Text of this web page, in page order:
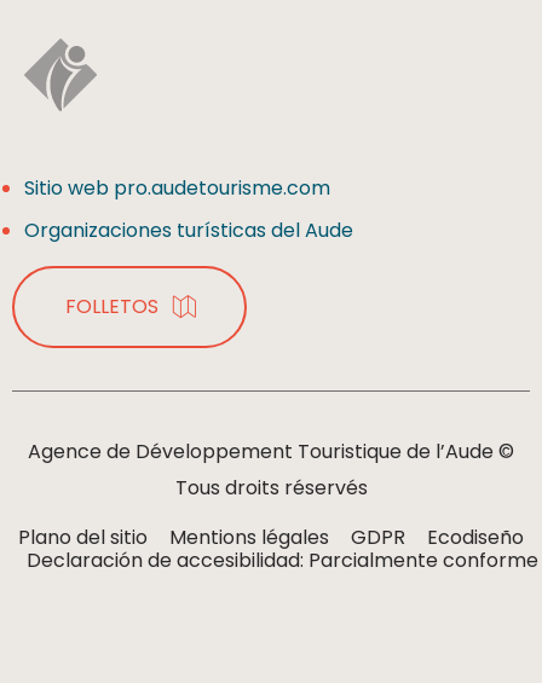
Sitio web pro.audetourisme.com
Organizaciones turísticas del Aude
FOLLETOS
Agence de Développement Touristique de l’Aude ©
Tous droits réservés
Plano del sitio
Mentions légales GDPR
Ecodiseño
Declaración de accesibilidad: Parcialmente conforme